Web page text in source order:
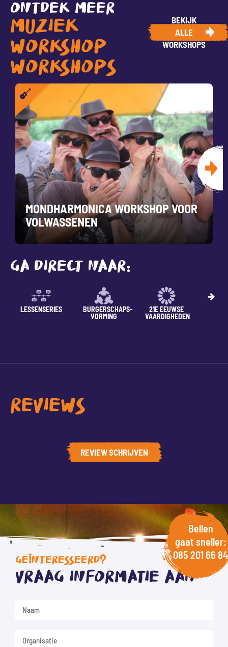
ONTDEK MEER
MUZIEK
WORKSHOP
WORKSHOPS
BEKIJK
ALLE
WORKSHOPS
MONDHARMONICA WORKSHOP VOOR
VOLWASSENEN
GA DIRECT NAAR:
LESSENSERIES
BURGERSCHAPS-
VORMING
21E EEUWSE
VAARDIGHEDEN
REVIEWS
REVIEW SCHRIJVEN
Bellen
gaat sneller:
085 201 66 84
GEÏNTERESSEERD?
Vraag informatie aan